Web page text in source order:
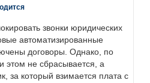
звонки юридических
автоматизированные
договоры. Однако, по
этом не сбрасывается, а
за который взимается плата с